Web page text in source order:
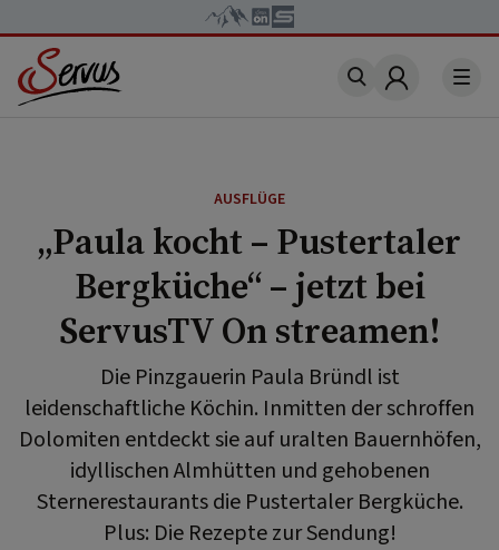
Account
AUSFLÜGE
„Paula kocht – Pustertaler
Bergküche“ – jetzt bei
ServusTV On streamen!
Die Pinzgauerin Paula Bründl ist
leidenschaftliche Köchin. Inmitten der schroffen
Dolomiten entdeckt sie auf uralten Bauernhöfen,
idyllischen Almhütten und gehobenen
Sternerestaurants die Pustertaler Bergküche.
Plus: Die Rezepte zur Sendung!